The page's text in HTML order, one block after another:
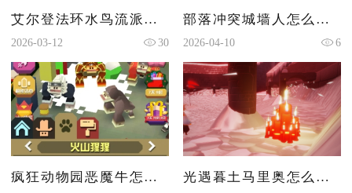
艾尔登法环水鸟流派怎么加点
2026-03-12 30
部落冲突城墙人怎么打的
2026-04-10 6
疯狂动物园恶魔牛怎么获得 光遇暮土马里奥怎么遁地下去